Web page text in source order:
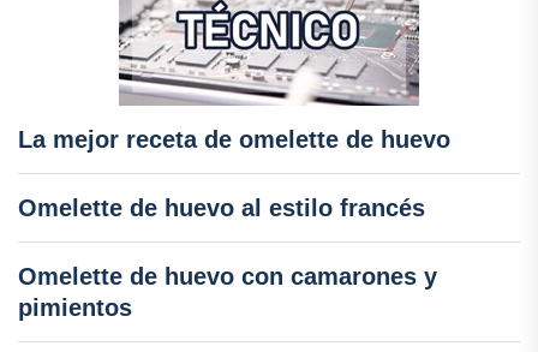
La mejor receta de omelette de huevo
Omelette de huevo al estilo francés
Omelette de huevo con camarones y
pimientos